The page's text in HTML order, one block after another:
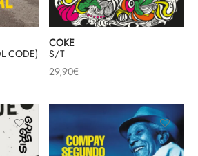
CODE)
COKE
S/T
29,90€